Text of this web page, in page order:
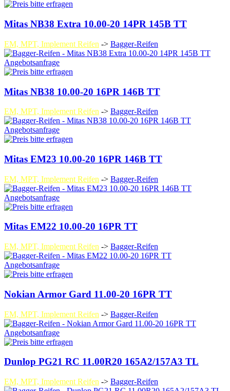
Mitas NB38 Extra 10.00-20 14PR 145B TT
EM, MPT, Implement Reifen -> Bagger-Reifen
Angebotsanfrage
Mitas NB38 10.00-20 16PR 146B TT
EM, MPT, Implement Reifen -> Bagger-Reifen
Angebotsanfrage
Mitas EM23 10.00-20 16PR 146B TT
EM, MPT, Implement Reifen -> Bagger-Reifen
Angebotsanfrage
Mitas EM22 10.00-20 16PR TT
EM, MPT, Implement Reifen -> Bagger-Reifen
Angebotsanfrage
Nokian Armor Gard 11.00-20 16PR TT
EM, MPT, Implement Reifen -> Bagger-Reifen
Angebotsanfrage
Dunlop PG21 RC 11.00R20 165A2/157A3 TL
EM, MPT, Implement Reifen -> Bagger-Reifen